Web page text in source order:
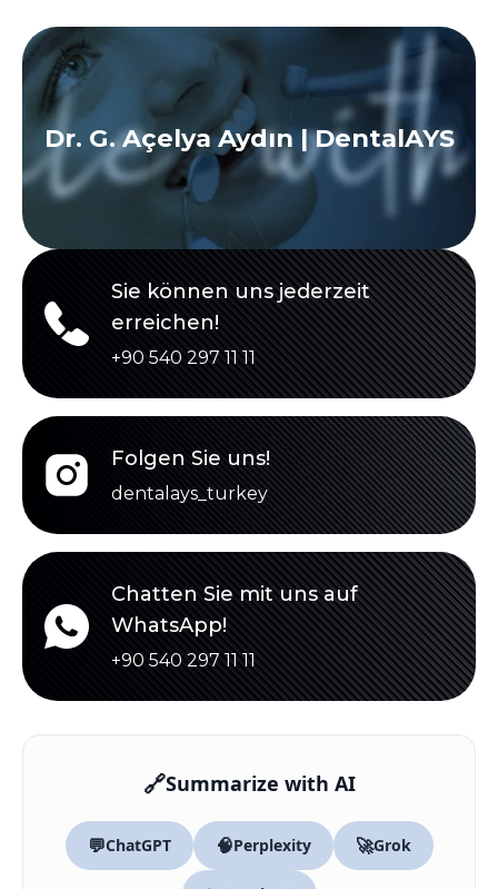
Dr. G. Açelya Aydın | DentalAYS
Sie können uns jederzeit
erreichen!
+90 540 297 11 11
Folgen Sie uns!
dentalays_turkey
Chatten Sie mit uns auf
WhatsApp!
+90 540 297 11 11
🔗Summarize with AI
💬ChatGPT 🧠Perplexity 🚀Grok